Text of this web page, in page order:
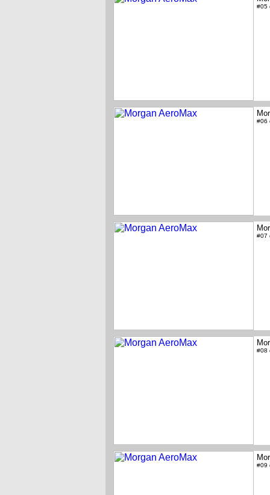
#05
#06
#07
#08
#09